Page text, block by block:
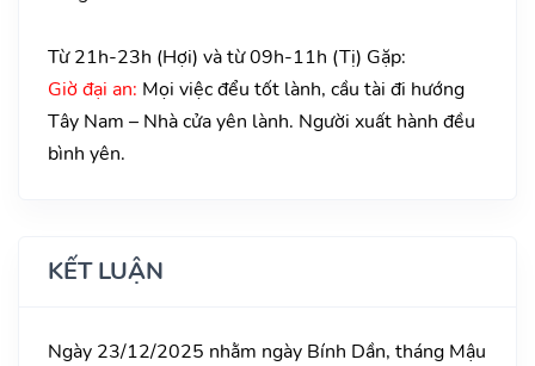
Từ 21h-23h (Hợi) và từ 09h-11h (Tị) Gặp:
Giờ đại an: Mọi việc đểu tốt lành, cầu tài đi hướng
Tây Nam – Nhà cửa yên lành. Người xuất hành đều
bình yên.
KẾT LUẬN
Ngày 23/12/2025 nhằm ngày Bính Dần, tháng Mậu